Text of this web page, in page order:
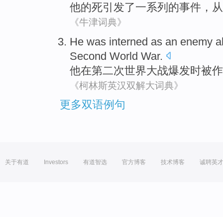
他的死引发了一系列 的事件 ，
《牛津词典》
He was interned as an enemy
Second World War.
他在第二次世界大战爆发时被
《柯林斯英汉双解大词典》
更多双语例句
关于有道 Investors 有道智选 官方博客 技术博客 诚聘英才